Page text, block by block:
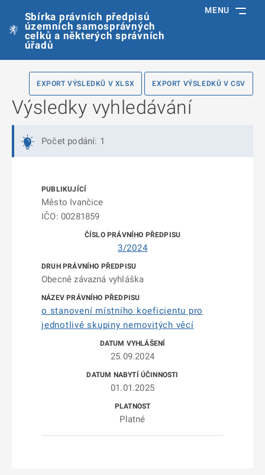
Sbírka právních předpisů
územních samosprávných
celků a některých správních
úřadů
MENU
EXPORT VÝSLEDKŮ V XLSX EXPORT VÝSLEDKŮ V CSV
Výsledky vyhledávání
Počet podání: 1
Město Ivančice
IČO: 00281859
3/2024
Obecně závazná vyhláška
o stanovení místního koeficientu pro
jednotlivé skupiny nemovitých věcí
25.09.2024
01.01.2025
Platné